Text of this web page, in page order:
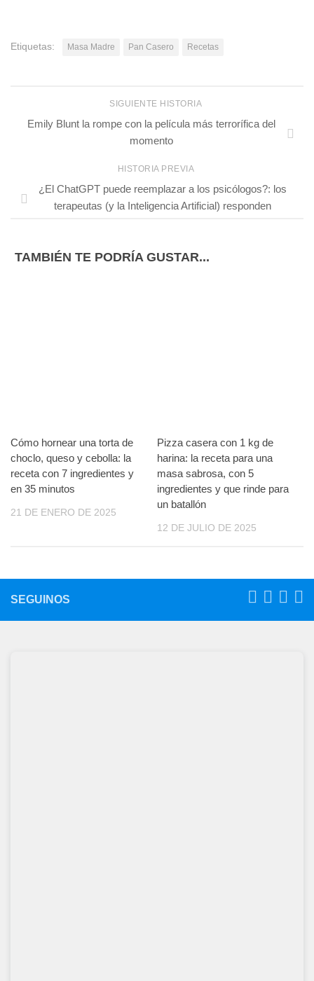
Etiquetas: Masa Madre Pan Casero Recetas
SIGUIENTE HISTORIA
Emily Blunt la rompe con la película más terrorífica del
momento
HISTORIA PREVIA
¿El ChatGPT puede reemplazar a los psicólogos?: los
terapeutas (y la Inteligencia Artificial) responden
TAMBIÉN TE PODRÍA GUSTAR...
Cómo hornear una torta de
choclo, queso y cebolla: la
receta con 7 ingredientes y
en 35 minutos
21 DE ENERO DE 2025
Pizza casera con 1 kg de
harina: la receta para una
masa sabrosa, con 5
ingredientes y que rinde para
un batallón
12 DE JULIO DE 2025
SEGUINOS